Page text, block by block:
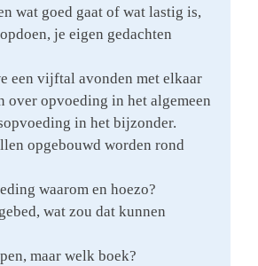
wat goed gaat of wat lastig is,
je eigen gedachten
een vijftal avonden met elkaar
over opvoeding in het algemeen
in het bijzonder.
opgebouwd worden rond
waarom en hoezo?
wat zou dat kunnen
maar welk boek?